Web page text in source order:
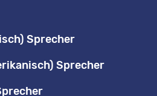
Sprecher
Sprecher